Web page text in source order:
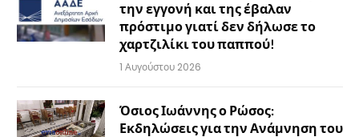
την εγγονή και της έβαλαν
πρόστιμο γιατί δεν δήλωσε το
χαρτζιλίκι του παππού!
1 Αυγούστου 2026
Όσιος Ιωάννης ο Ρώσος:
Εκδηλώσεις για την Ανάμνηση του